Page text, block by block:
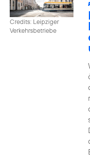
Credits: Leipziger
Verkehrsbetriebe